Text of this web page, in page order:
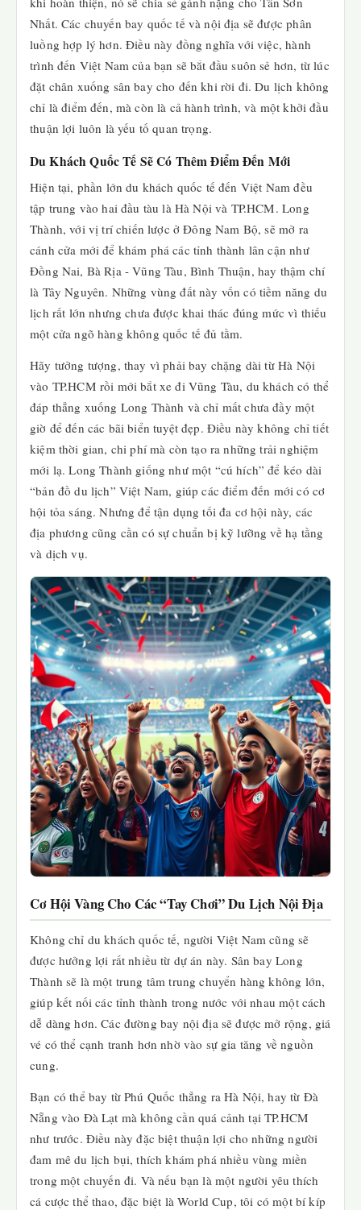
Nhất. Các chuyến bay quốc tế và nội địa sẽ được phân
luồng hợp lý hơn. Điều này đồng nghĩa với việc, hành
trình đến Việt Nam của bạn sẽ bắt đầu suôn sẻ hơn, từ lúc
đặt chân xuống sân bay cho đến khi rời đi. Du lịch không
chỉ là điểm đến, mà còn là cả hành trình, và một khởi đầu
thuận lợi luôn là yếu tố quan trọng.
Du Khách Quốc Tế Sẽ Có Thêm Điểm Đến Mới
Hiện tại, phần lớn du khách quốc tế đến Việt Nam đều
tập trung vào hai đầu tàu là Hà Nội và TP.HCM. Long
Thành, với vị trí chiến lược ở Đông Nam Bộ, sẽ mở ra
cánh cửa mới để khám phá các tỉnh thành lân cận như
Đồng Nai, Bà Rịa - Vũng Tàu, Bình Thuận, hay thậm chí
là Tây Nguyên. Những vùng đất này vốn có tiềm năng du
lịch rất lớn nhưng chưa được khai thác đúng mức vì thiếu
một cửa ngõ hàng không quốc tế đủ tầm.
Hãy tưởng tượng, thay vì phải bay chặng dài từ Hà Nội
vào TP.HCM rồi mới bắt xe đi Vũng Tàu, du khách có thể
đáp thẳng xuống Long Thành và chỉ mất chưa đầy một
giờ để đến các bãi biển tuyệt đẹp. Điều này không chỉ tiết
kiệm thời gian, chi phí mà còn tạo ra những trải nghiệm
mới lạ. Long Thành giống như một “cú hích” để kéo dài
“bản đồ du lịch” Việt Nam, giúp các điểm đến mới có cơ
hội tỏa sáng. Nhưng để tận dụng tối đa cơ hội này, các
địa phương cũng cần có sự chuẩn bị kỹ lưỡng về hạ tầng
và dịch vụ.
Cơ Hội Vàng Cho Các “Tay Chơi” Du Lịch Nội Địa
Không chỉ du khách quốc tế, người Việt Nam cũng sẽ
được hưởng lợi rất nhiều từ dự án này. Sân bay Long
Thành sẽ là một trung tâm trung chuyển hàng không lớn,
giúp kết nối các tỉnh thành trong nước với nhau một cách
dễ dàng hơn. Các đường bay nội địa sẽ được mở rộng, giá
vé có thể cạnh tranh hơn nhờ vào sự gia tăng về nguồn
cung.
Bạn có thể bay từ Phú Quốc thẳng ra Hà Nội, hay từ Đà
Nẵng vào Đà Lạt mà không cần quá cảnh tại TP.HCM
như trước. Điều này đặc biệt thuận lợi cho những người
đam mê du lịch bụi, thích khám phá nhiều vùng miền
trong một chuyến đi. Và nếu bạn là một người yêu thích
cá cược thể thao, đặc biệt là World Cup, tôi có một bí kíp